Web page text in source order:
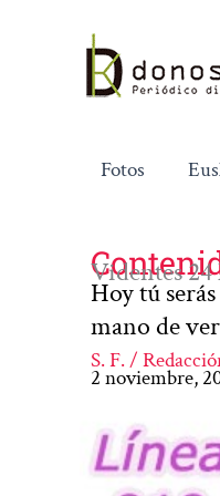
contenido
Fotos
Videntes 24
Hoy tú
mano de
S. F. /
2 noviembre,